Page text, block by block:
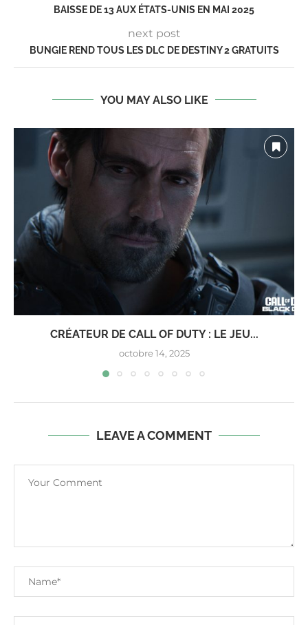
BAISSE DE 13 AUX ÉTATS-UNIS EN MAI 2025
next post
BUNGIE REND TOUS LES DLC DE DESTINY 2 GRATUITS
YOU MAY ALSO LIKE
CRÉATEUR DE CALL OF DUTY : LE JEU...
octobre 14, 2025
LEAVE A COMMENT